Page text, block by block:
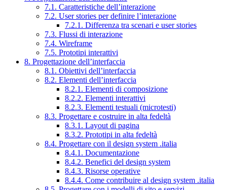
7.1. Caratteristiche dell’interazione
7.2. User stories per definire l’interazione
7.2.1. Differenza tra scenari e user stories
7.3. Flussi di interazione
7.4. Wireframe
7.5. Prototipi interattivi
8. Progettazione dell’interfaccia
8.1. Obiettivi dell’interfaccia
8.2. Elementi dell’interfaccia
8.2.1. Elementi di composizione
8.2.2. Elementi interattivi
8.2.3. Elementi testuali (microtesti)
8.3. Progettare e costruire in alta fedeltà
8.3.1. Layout di pagina
8.3.2. Prototipi in alta fedeltà
8.4. Progettare con il design system .italia
8.4.1. Documentazione
8.4.2. Benefici del design system
8.4.3. Risorse operative
8.4.4. Come contribuire al design system .italia